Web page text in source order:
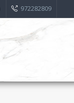
972282809